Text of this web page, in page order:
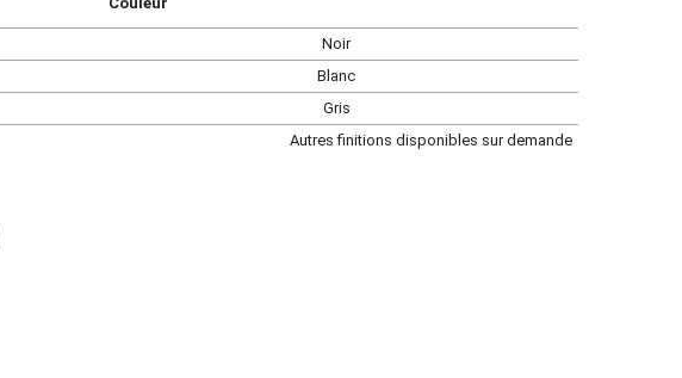
Noir
Blanc
Gris
Autres finitions disponibles sur demande